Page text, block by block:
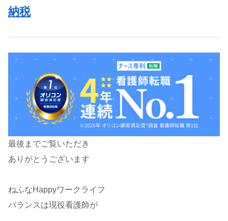
納税
最後までご覧いただき
ありがとうございます
ねふなHappyワークライフ
バランスは現役看護師が